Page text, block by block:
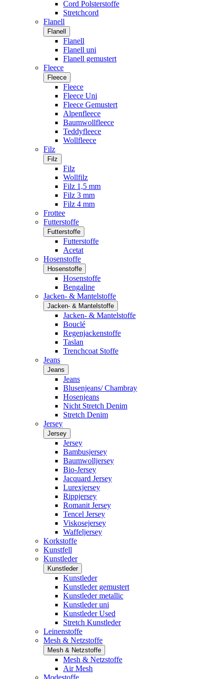
Cord Polsterstoffe
Stretchcord
Flanell
Flanell
Flanell
Flanell uni
Flanell gemustert
Fleece
Fleece
Fleece
Fleece Uni
Fleece Gemustert
Alpenfleece
Baumwollfleece
Teddyfleece
Wollfleece
Filz
Filz
Filz
Wollfilz
Filz 1,5 mm
Filz 3 mm
Filz 4 mm
Frottee
Futterstoffe
Futterstoffe
Futterstoffe
Acetat
Hosenstoffe
Hosenstoffe
Hosenstoffe
Bengaline
Jacken- & Mantelstoffe
Jacken- & Mantelstoffe
Jacken- & Mantelstoffe
Bouclé
Regenjackenstoffe
Taslan
Trenchcoat Stoffe
Jeans
Jeans
Jeans
Blusenjeans/ Chambray
Hosenjeans
Nicht Stretch Denim
Stretch Denim
Jersey
Jersey
Jersey
Bambusjersey
Baumwolljersey
Bio-Jersey
Jacquard Jersey
Lurexjersey
Rippjersey
Romanit Jersey
Tencel Jersey
Viskosejersey
Waffeljersey
Korkstoffe
Kunstfell
Kunstleder
Kunstleder
Kunstleder
Kunstleder gemustert
Kunstleder metallic
Kunstleder uni
Kunstleder Used
Stretch Kunstleder
Leinenstoffe
Mesh & Netzstoffe
Mesh & Netzstoffe
Mesh & Netzstoffe
Air Mesh
Modestoffe